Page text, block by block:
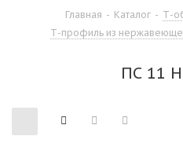
Главная - Каталог - Т-
Т-профиль из
ПС 11